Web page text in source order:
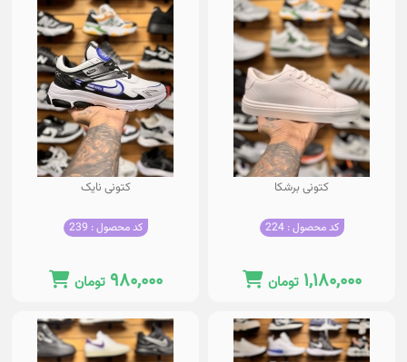
کتونی برشکا
کد محصول : 224
۱,۱۸۰,۰۰۰ تومان
کتونی نایک
کد محصول : 239
۹۸۰,۰۰۰ تومان